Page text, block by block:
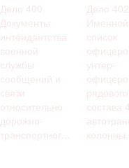
Дело 400.
Документы
интендантства
военной
службы
сообщений и
связи
относительно
дорожно-
транспортног...
Дело
Именной
список
унтер-
рядового
состава
колонны.